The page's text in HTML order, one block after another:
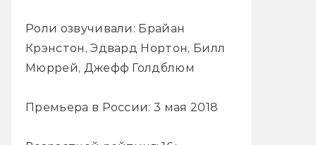
Роли озвучивали: Брайан
Крэнстон, Эдвард Нортон, Билл
Мюррей, Джефф Голдблюм
Премьера в России: 3 мая 2018